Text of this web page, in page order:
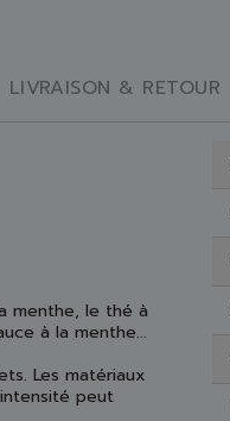
LIVRAISON & RETOUR
menthe, le thé à
à la menthe...
Les matériaux
peut